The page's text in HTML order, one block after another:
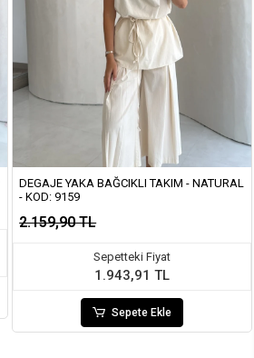
DEGAJE YAKA BAĞCIKLI TAKIM - NATURAL
- KOD: 9159
2.159,90 TL
Sepetteki Fiyat
1.943,91 TL
Sepete Ekle